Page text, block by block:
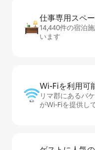
仕事専用ス⁠ペ⁠
14,440件の宿泊
います
Wi-Fiを利⁠用⁠可⁠
リマ郡にあるバ
がWi-Fiを提供し